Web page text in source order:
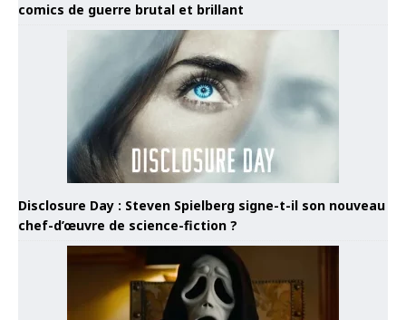
comics de guerre brutal et brillant
Disclosure Day : Steven Spielberg signe-t-il son nouveau
chef-d’œuvre de science-fiction ?